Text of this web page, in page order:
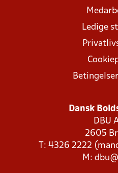
Ledige
Dansk
DBU
2605
T: 4326 2222
M: